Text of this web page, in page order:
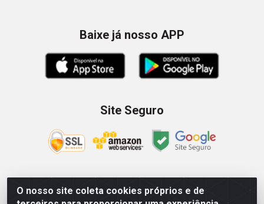
O nosso site coleta cookies próprios e de
Baixe já nosso APP
Site Seguro
Zein Importação e Comércio LTDA - Av. Senador Queiróz, 274